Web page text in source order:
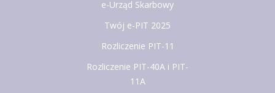
e-Urząd Skarbowy
Twój e-PIT 2025
Rozliczenie PIT-11
Rozliczenie PIT-40A i PIT-
11A